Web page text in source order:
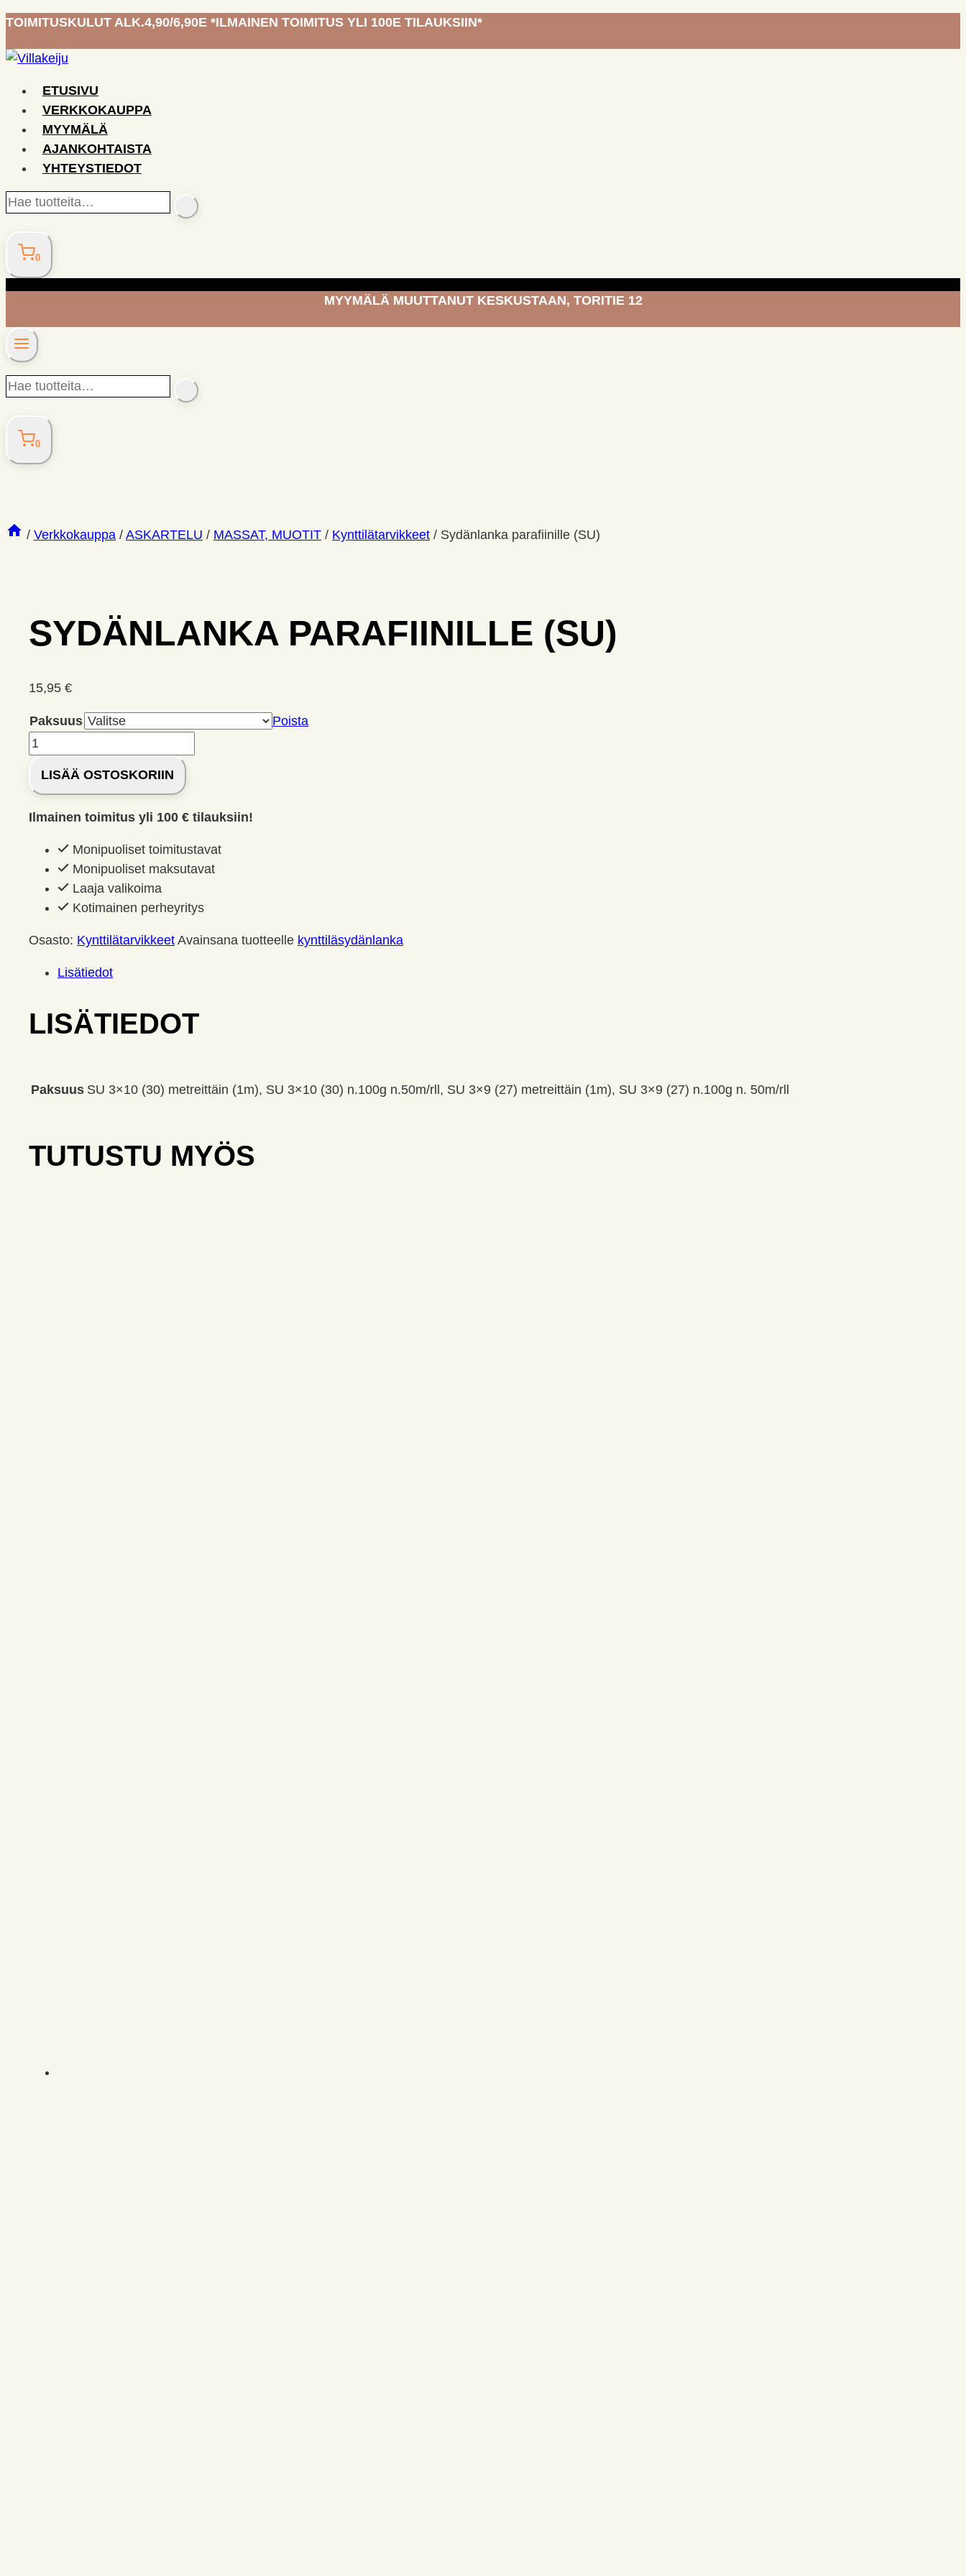
Siirry
TOIMITUSKULUT ALK.4,90/6,90E *ILMAINEN TOIMITUS YLI 100E TILAUKSIIN*
ETUSIVU
VERKKOKAUPPA
MYYMÄLÄ
AJANKOHTAISTA
YHTEYSTIEDOT
Hae
SEARCH
0
MYYMÄLÄ MUUTTANUT KESKUSTAAN, TORITIE 12
Hae
SEARCH
0
/ Verkkokauppa / ASKARTELU / MASSAT, MUOTIT / Kynttilätarvikkeet / Sydänlanka parafiinille (SU)
SYDÄNLANKA PARAFIINILLE (SU)
15,95 €
Paksuus
Poista
Sydänlanka
parafiinille
(SU)
määrä
LISÄÄ OSTOSKORIIN
Ilmainen toimitus yli 100 € tilauksiin!
Monipuoliset toimitustavat
Monipuoliset maksutavat
Laaja valikoima
Kotimainen perheyritys
Osasto: Kynttilätarvikkeet Avainsana tuotteelle kynttiläsydänlanka
Lisätiedot
LISÄTIEDOT
Paksuus SU 3×10 (30) metreittäin (1m), SU 3×10 (30) n.100g n.50m/rll, SU 3×9 (27) metreittäin (1m), SU 3×9 (27) n.100g n. 50m/rll
TUTUSTU MYÖS